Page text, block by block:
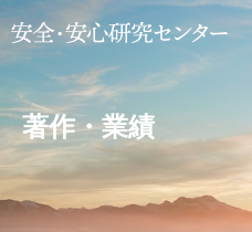
著作・業績